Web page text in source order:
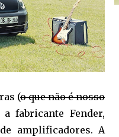
(o que não é nosso
fabricante Fender,
amplificadores. A